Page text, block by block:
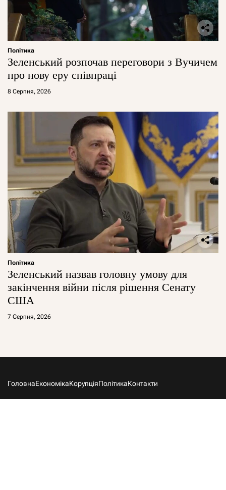
Політика
Зеленський розпочав переговори з Вучичем
про нову еру співпраці
8 Серпня, 2026
Політика
Зеленський назвав головну умову для
закінчення війни після рішення Сенату
США
7 Серпня, 2026
ГоловнаЕкономікаКорупціяПолітикаКонтакти